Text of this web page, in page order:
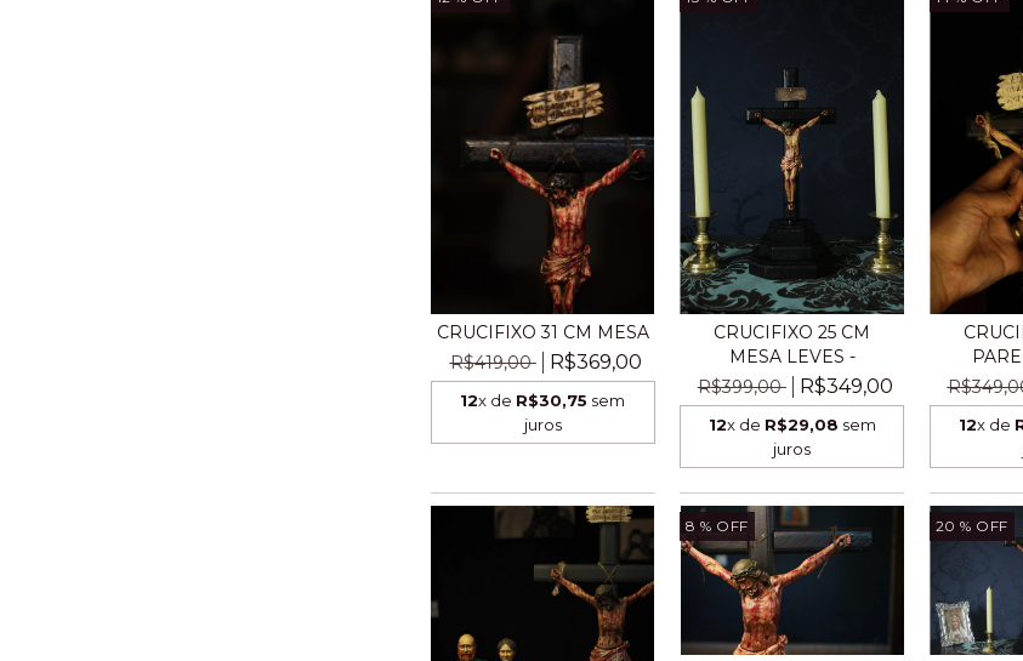
CRUCIFIXO 31 CM MESA
R$419,00
R$369,00
12x de R$30,75 sem
juros
CRUCIFIXO 25 CM
MESA LEVES -
R$399,00
R$349,00
12x de R$29,08 sem
juros
12x de
8 % OFF 20 % OFF